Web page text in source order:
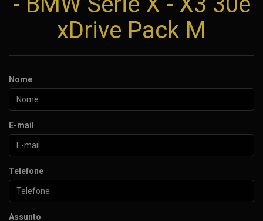
xDrive Pack M
Nome
E-mail
Telefone
Assunto